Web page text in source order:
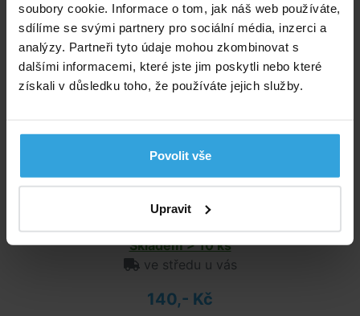
soubory cookie. Informace o tom, jak náš web používáte,
sdílíme se svými partnery pro sociální média, inzerci a
analýzy. Partneři tyto údaje mohou zkombinovat s
dalšími informacemi, které jste jim poskytli nebo které
získali v důsledku toho, že používáte jejich služby.
Povolit vše
Upravit
Plastová PVC trubka o průměru 63mm. Spojení lepením. Cena za 1m.
Skladem > 10 ks
ve středu u vás
140,- Kč